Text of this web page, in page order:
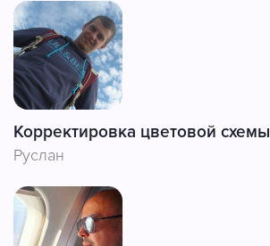
Корректировка цветовой схемы
Руслан